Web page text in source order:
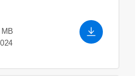
MB